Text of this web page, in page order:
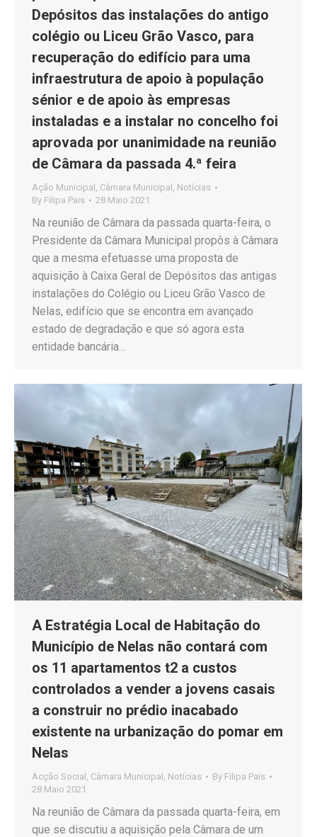
Depósitos das instalações do antigo
colégio ou Liceu Grão Vasco, para
recuperação do edifício para uma
infraestrutura de apoio à população
sénior e de apoio às empresas
instaladas e a instalar no concelho foi
aprovada por unanimidade na reunião
de Câmara da passada 4.ª feira
Ação Municipal Câmara Municipal
Notícias
By Filipa Pais 28 Maio 2021
Na reunião de Câmara da passada quarta-feira, o
Presidente da Câmara Municipal propôs à Câmara
que a mesma efetuasse uma proposta de
aquisição à Caixa Geral de Depósitos das antigas
instalações do Colégio ou Liceu Grão Vasco de
Nelas, edifício que se encontra em avançado
estado de degradação e que só agora esta
entidade bancária…
A Estratégia Local de Habitação do
Município de Nelas não contará com
os 11 apartamentos t2 a custos
controlados a vender a jovens casais
a construir no prédio inacabado
existente na urbanização do pomar em
Nelas
Acção Social Câmara Municipal Notícias By Filipa Pais
28 Maio 2021
Na reunião de Câmara da passada quarta-feira, em
que se discutiu a aquisição pela Câmara de um